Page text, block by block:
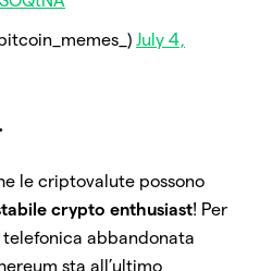
July 4,
le criptovalute possono
crypto enthusiast! Per
abbandonata
sta all’ultimo